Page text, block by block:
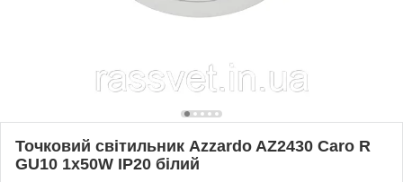
Точковий світильник Azzardo AZ2430 Caro R
GU10 1x50W IP20 білий